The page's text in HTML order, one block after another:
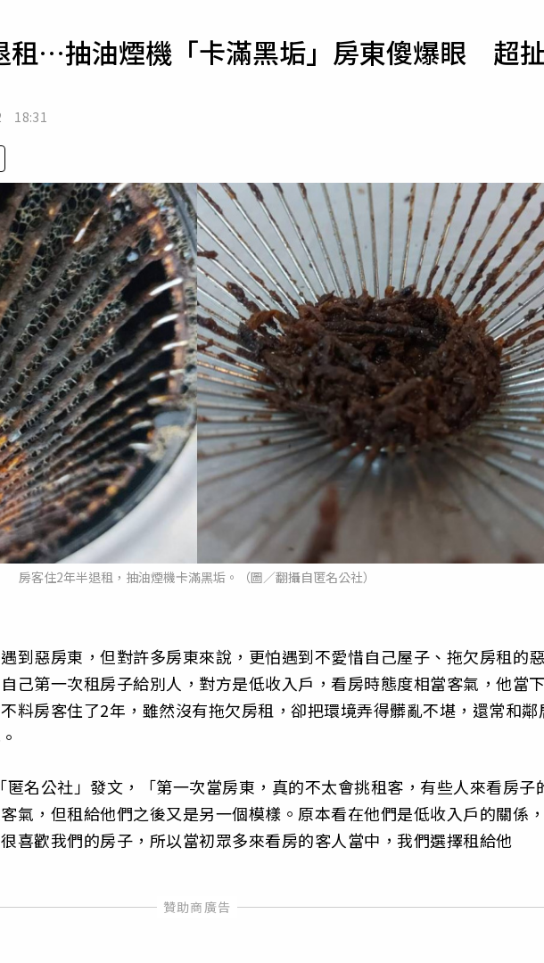
專欄
運勢
租…抽油煙機「卡滿黑垢」房東傻爆眼 超
18:31
房客住2年半退租，抽油煙機卡滿黑垢。（圖／翻攝自匿名公社）
到惡房東，但對許多房東來說，更怕遇到不愛惜自己屋子、拖欠房租的
己第一次租房子給別人，對方是低收入戶，看房時態度相當客氣，他當
料房客住了2年，雖然沒有拖欠房租，卻把環境弄得髒亂不堪，還常和鄰
匿名公社」發文，「第一次當房東，真的不太會挑租客，有些人來看房子
氣，但租給他們之後又是另一個模樣。原本看在他們是低收入戶的關係
喜歡我們的房子，所以當初眾多來看房的客人當中，我們選擇租給他